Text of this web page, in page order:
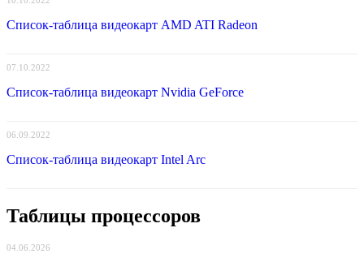
Список-таблица видеокарт AMD ATI Radeon
07.10.2022
Список-таблица видеокарт Nvidia GeForce
06.09.2022
Список-таблица видеокарт Intel Arc
Таблицы процессоров
04.06.2026